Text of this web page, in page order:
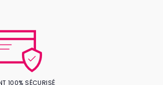
100% SÉCURISÉ